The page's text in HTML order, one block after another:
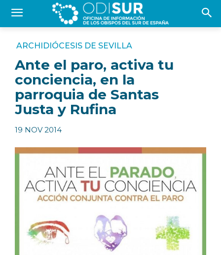
ARCHIDIÓCESIS DE SEVILLA
Ante el paro, activa tu
conciencia, en la
parroquia de Santas
Justa y Rufina
19 NOV 2014